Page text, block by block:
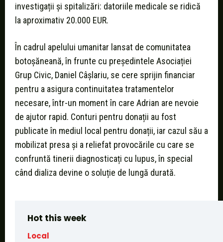
investigații și spitalizări: datoriile medicale se ridică
la aproximativ 20.000 EUR.
În cadrul apelului umanitar lansat de comunitatea
botoșăneană, în frunte cu președintele Asociației
Grup Civic, Daniel Câșlariu, se cere sprijin financiar
pentru a asigura continuitatea tratamentelor
necesare, într-un moment în care Adrian are nevoie
de ajutor rapid. Conturi pentru donații au fost
publicate în mediul local pentru donații, iar cazul său a
mobilizat presa și a reliefat provocările cu care se
confruntă tinerii diagnosticați cu lupus, în special
când dializa devine o soluție de lungă durată.
Hot this week
Local